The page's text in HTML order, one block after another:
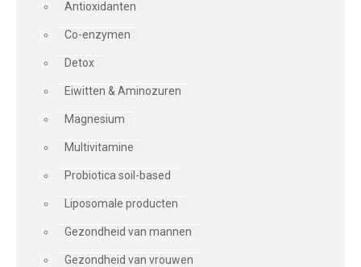
Antioxidanten
Co-enzymen
Detox
Eiwitten & Aminozuren
Magnesium
Multivitamine
Probiotica soil-based
Liposomale producten
Gezondheid van mannen
Gezondheid van vrouwen